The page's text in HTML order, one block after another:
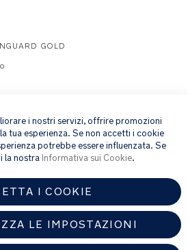
GOLD
ISCRIVITI
acconsenti a ricevere via e-mail la nostra
prodotti e offerte che potrebbero
dei dati personali, consulta la
.
i nostri servizi, offrire promozioni
tua esperienza. Se non accetti i cookie
potrebbe essere influenzata. Se
la nostra Informativa sui Cookie.
I COOKIE
LE IMPOSTAZIONI